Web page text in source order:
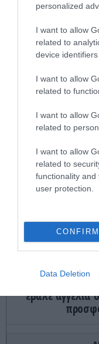
personalized
I want to allow
related to
device identifiers
I want to allow
related to
I want to allow
related to
I want to allow
related to
functionality
user protection.
CONFIRM
Data Deletion
Διατάχθηκε
εμπλέκονται
Διοικητής
Τούρκος –
σαν
Οι άνθρωποι
επιστήμονες
«Μόνο σοβαρές
έβαλε αγγελία